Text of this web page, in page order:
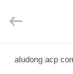
Industrial
Co.,
aludong acp